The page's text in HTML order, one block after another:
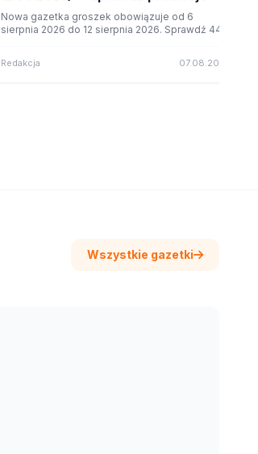
Nowa gazetka groszek obowiązuje od 6
sierpnia 2026 do 12 sierpnia 2026. Sprawdź 44
Redakcja 07.08.2026
Wszystkie gazetki